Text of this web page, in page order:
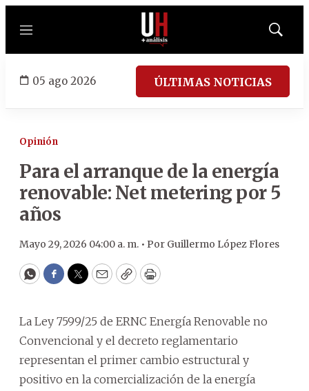
Menú
Mostrar
05 ago 2026 ÚLTIMAS NOTICIAS
Opinión
Para el arranque de la energía
renovable: Net metering por 5
años
Mayo 29, 2026 04:00 a. m. • Por Guillermo López Flores
WhatsApp
Facebook
Twitter
EmailCopyPrint
La Ley 7599/25 de ERNC Energía Renovable no
Convencional y el decreto reglamentario
representan el primer cambio estructural y
positivo en la comercialización de la energía